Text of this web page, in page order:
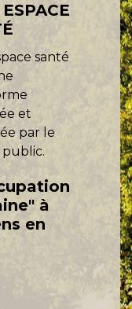
santé
et
par le
public.
à
en